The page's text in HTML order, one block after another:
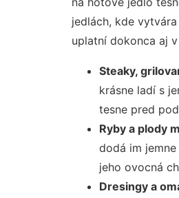
jedlách, kde
uplatní dokonca aj
Steaky,
krásne ladí s
tesne pred
Ryby a plody
dodá im
jeho ovocná
Dresingy a